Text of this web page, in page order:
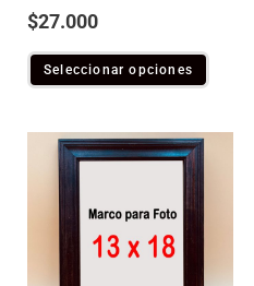
$27.000
Seleccionar opciones